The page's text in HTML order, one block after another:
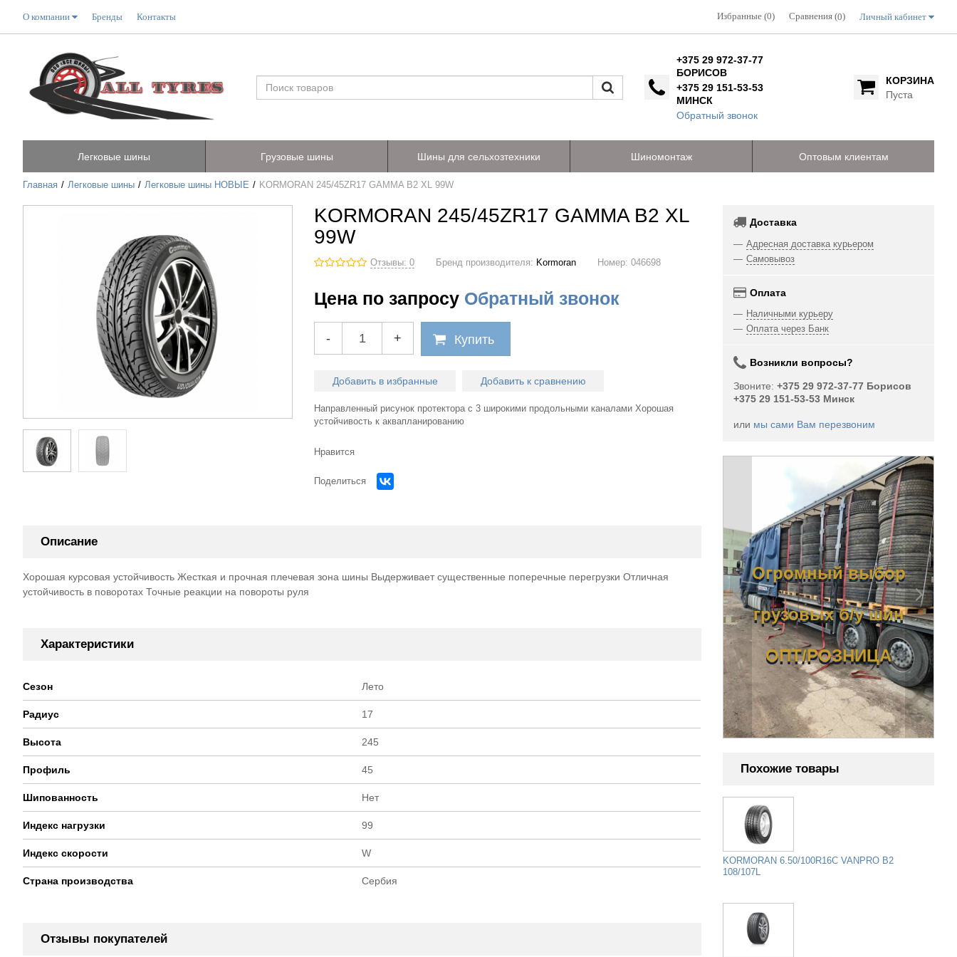
О компании Бренды Контакты Избранные (0) Сравнения (0) Личный кабинет
+375 29 972-37-77
БОРИСОВ
+375 29 151-53-53
МИНСК
Обратный звонок
КОРЗИНА
Пуста
Легковые шины Грузовые шины Шины для сельхозтехники Шиномонтаж Оптовым клиентам
Главная Легковые шины Легковые шины НОВЫЕ KORMORAN 245/45ZR17 GAMMA B2 XL 99W
KORMORAN 245/45ZR17 GAMMA B2 XL
99W
Отзывы: 0 Бренд производителя: Kormoran Номер:046698
Цена по запросу Обратный звонок
- + Купить
Добавить в избранные Добавить к сравнению
Направленный рисунок протектора с 3 широкими продольными каналами Хорошая
устойчивость к аквапланированию
Нравится
Поделиться
Описание
Хорошая курсовая устойчивость Жесткая и прочная плечевая зона шины Выдерживает существенные поперечные перегрузки Отличная
устойчивость в поворотах Точные реакции на повороты руля
Характеристики
Сезон Лето
Радиус 17
Высота 245
Профиль 45
Шипованность Нет
Индекс нагрузки 99
Индекс скорости W
Страна производства Сербия
Отзывы покупателей
Доставка
Адресная доставка курьером
Самовывоз
Оплата
Наличными курьеру
Оплата через Банк
Возникли вопросы?
Звоните: +375 29 972-37-77 Борисов
+375 29 151-53-53 Минск
или мы сами Вам перезвоним
Огромный Огромный выбор
грузовых б/у шин
ОПТ/РОЗНИЦА
Похожие товары
KORMORAN 6.50/100R16C VANPRO B2
108/107L